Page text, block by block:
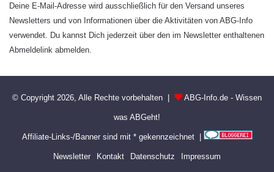
Deine E-Mail-Adresse wird ausschließlich für den Versand unseres
Newsletters und von Informationen über die Aktivitäten von ABG-Info
verwendet. Du kannst Dich jederzeit über den im Newsletter enthaltenen
Abmeldelink abmelden.
© Copyright 2026, Alle Rechte vorbehalten | ABG-Info.de - Wissen
was ABGeht!
Affiliate-Links-/Banner sind mit * gekennzeichnet |
Newsletter Kontakt Datenschutz Impressum